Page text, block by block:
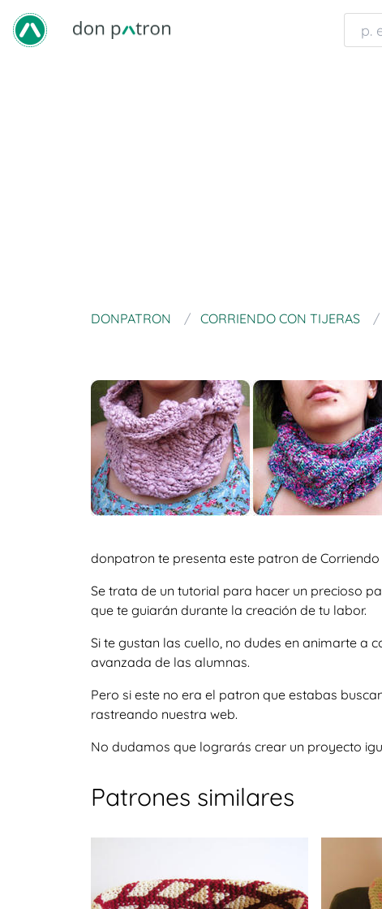
DONPATRON CORRIENDO CON TIJERAS
donpatron te presenta este patron de
Se trata de un tutorial para hacer un precioso
que te guiarán durante la creación de tu labor.
Si te gustan las cuello, no dudes en animarte a
avanzada de las alumnas.
Pero si este no era el patron que estabas
rastreando nuestra web.
No dudamos que lograrás crear un proyecto
Patrones similares